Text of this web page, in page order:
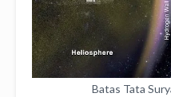
Batas Tata